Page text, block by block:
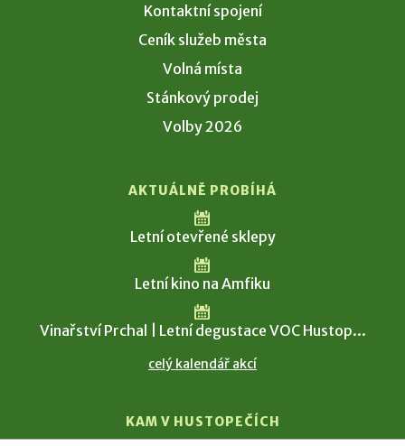
Kontaktní spojení
Ceník služeb města
Volná místa
Stánkový prodej
Volby 2026
AKTUÁLNĚ PROBÍHÁ
Letní otevřené sklepy
Letní kino na Amfiku
Vinařství Prchal | Letní degustace VOC Hustop...
celý kalendář akcí
KAM V HUSTOPEČÍCH